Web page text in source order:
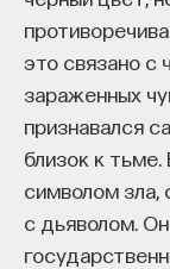
это связано с
зараженных
признавался
близок к тьме.
символом зла,
с дьяволом.